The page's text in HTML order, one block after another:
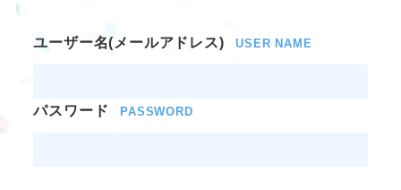
ユーザー名(メールアドレス) USER NAME
パスワード PASSWORD